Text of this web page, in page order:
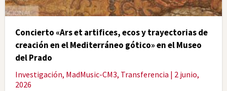
Concierto «Ars et artifices, ecos y trayectorias de
creación en el Mediterráneo gótico» en el Museo
del Prado
Investigación, MadMusic-CM3, Transferencia | 2 junio,
2026